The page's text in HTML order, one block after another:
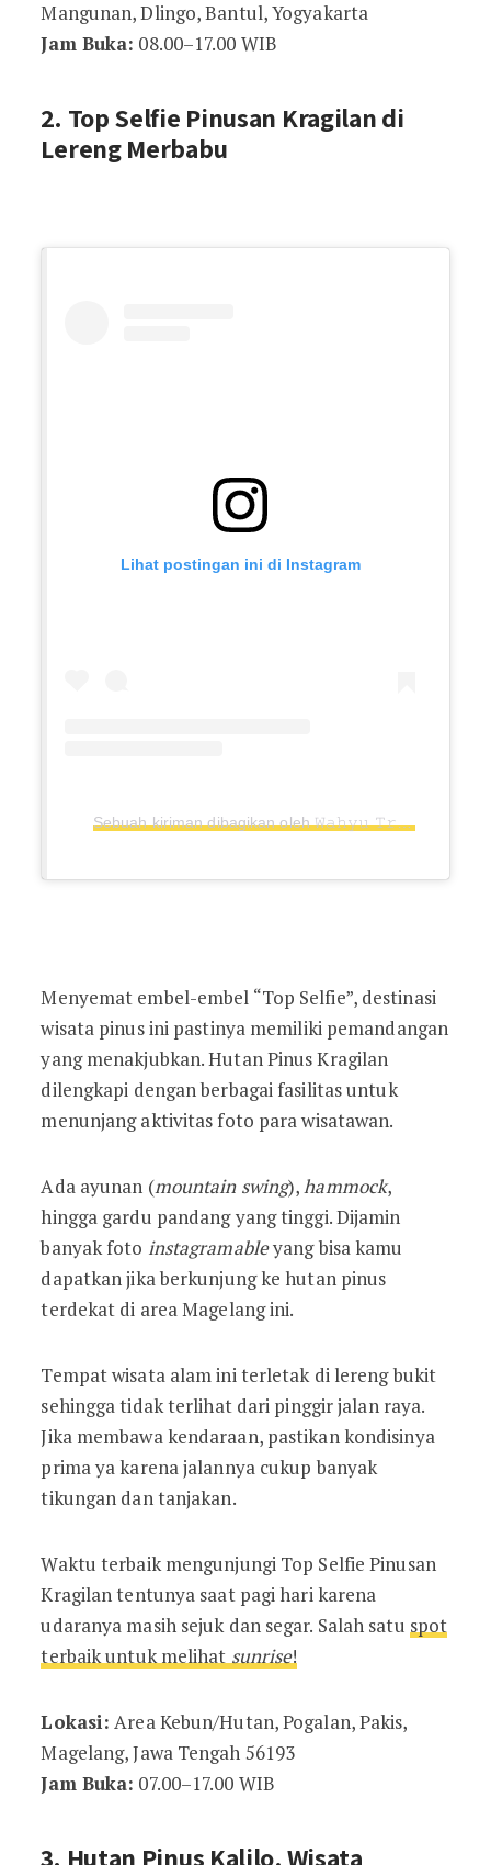
Mangunan, Dlingo, Bantul, Yogyakarta
Jam Buka: 08.00–17.00 WIB
2. Top Selfie Pinusan Kragilan di
Lereng Merbabu
Lihat postingan ini di Instagram
Sebuah kiriman dibagikan oleh 𝚆𝚊𝚑𝚢𝚞 𝚃𝚛𝚒 𝚄𝚝𝚘𝚖𝚘 (@crazy_wahyu)
Menyemat embel-embel “Top Selfie”, destinasi
wisata pinus ini pastinya memiliki pemandangan
yang menakjubkan. Hutan Pinus Kragilan
dilengkapi dengan berbagai fasilitas untuk
menunjang aktivitas foto para wisatawan.
Ada ayunan (mountain swing),hammock,
hingga gardu pandang yang tinggi. Dijamin
banyak foto instagramableyang bisa kamu
dapatkan jika berkunjung ke hutan pinus
terdekat di area Magelang ini.
Tempat wisata alam ini terletak di lereng bukit
sehingga tidak terlihat dari pinggir jalan raya.
Jika membawa kendaraan, pastikan kondisinya
prima ya karena jalannya cukup banyak
tikungan dan tanjakan.
Waktu terbaik mengunjungi Top Selfie Pinusan
Kragilan tentunya saat pagi hari karena
udaranya masih sejuk dan segar. Salah satu spot
terbaik untuk melihat sunrise!
Lokasi: Area Kebun/Hutan, Pogalan, Pakis,
Magelang, Jawa Tengah 56193
Jam Buka: 07.00–17.00 WIB
3. Hutan Pinus Kalilo, Wisata